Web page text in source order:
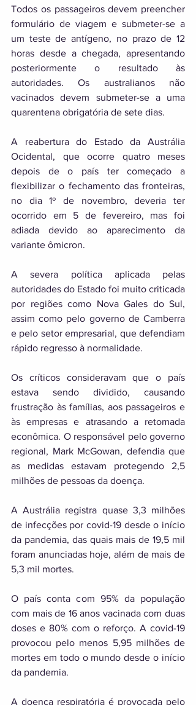
Todos os passageiros devem preencher
formulário de viagem e submeter-se a
um teste de antígeno, no prazo de 12
horas desde a chegada, apresentando
posteriormente o resultado às
autoridades. Os australianos não
vacinados devem submeter-se a uma
quarentena obrigatória de sete dias.
A reabertura do Estado da Austrália
Ocidental, que ocorre quatro meses
depois de o país ter começado a
flexibilizar o fechamento das fronteiras,
no dia 1º de novembro, deveria ter
ocorrido em 5 de fevereiro, mas foi
adiada devido ao aparecimento da
variante ômicron.
A severa política aplicada pelas
autoridades do Estado foi muito criticada
por regiões como Nova Gales do Sul,
assim como pelo governo de Camberra
e pelo setor empresarial, que defendiam
rápido regresso à normalidade.
Os críticos consideravam que o país
estava sendo dividido, causando
frustração às famílias, aos passageiros e
às empresas e atrasando a retomada
econômica. O responsável pelo governo
regional, Mark McGowan, defendia que
as medidas estavam protegendo 2,5
milhões de pessoas da doença.
A Austrália registra quase 3,3 milhões
de infecções por covid-19 desde o início
da pandemia, das quais mais de 19,5 mil
foram anunciadas hoje, além de mais de
5,3 mil mortes.
O país conta com 95% da população
com mais de 16 anos vacinada com duas
doses e 80% com o reforço. A covid-19
provocou pelo menos 5,95 milhões de
mortes em todo o mundo desde o início
da pandemia.
A doença respiratória é provocada pelo